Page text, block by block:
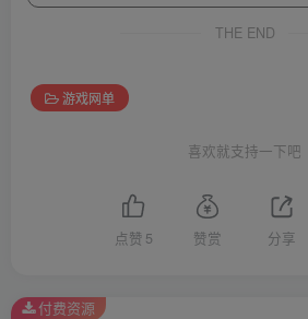
THE END
游戏网单
喜欢就支持一下吧
点赞 5 赞赏 分享
付费资源